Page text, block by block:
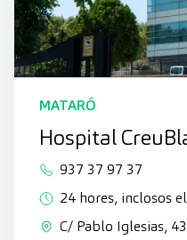
MATARÓ
Hospital
937 37 97 37
24 hores, inclosos
C/ Pablo Iglesias,